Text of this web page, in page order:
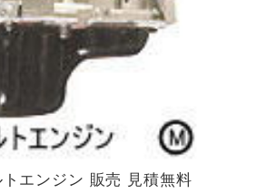
エンジン 販売 見積無料